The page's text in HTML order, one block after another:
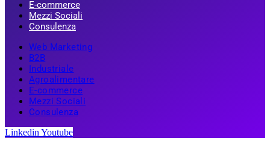
E-commerce
Mezzi Sociali
Consulenza
Web Marketing
B2B
Industriale
Agroalimentare
E-commerce
Mezzi Sociali
Consulenza
Linkedin Youtube